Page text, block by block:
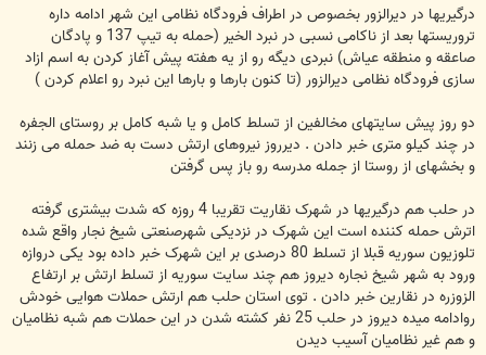
ت
درگیریها در دیرالزور بخصوص در اطراف فرودگاه نظامی این شهر ادامه داره
تروریستها بعد از ناکامی نسبی در نبرد الخیر (حمله به تیپ 137 و پادگان
صاعقه و منطقه عیاش) نبردی دیگه رو از یه هفته پیش آغاز کردن به اسم ازاد
سازی فرودگاه نظامی دیرالزور (تا کنون بارها و بارها این نبرد رو اعلام کردن )
دو روز پیش سایتهای مخالفین از تسلط کامل و یا شبه کامل بر روستای الجفره
در چند کیلو متری خبر دادن . دیرروز نیروهای ارتش دست به ضد حمله می زنند
و بخشهای از روستا از جمله مدرسه رو باز پس گرفتن
در حلب هم درگیریها در شهرک نقاریت تقریبا 4 روزه که شدت بیشتری گرفته
اترش حمله کننده است این شهرک در نزدیکی شهرصنعتی شیخ نجار واقع شده
تلوزیون سوریه قبلا از تسلط 80 درصدی بر این شهرک خبر داده بود یکی دروازه
ورود به شهر شیخ نجاره دیروز هم چند سایت سوریه از تسلط ارتش بر ارتفاع
الزوزره در نقارین خبر دادن . توی استان حلب هم ارتش حملات هوایی خودش
روادامه میده دیروز در حلب 25 نفر کشته شدن در این حملات هم شبه نظامیان
و هم غیر نظامیان آسیب دیدن